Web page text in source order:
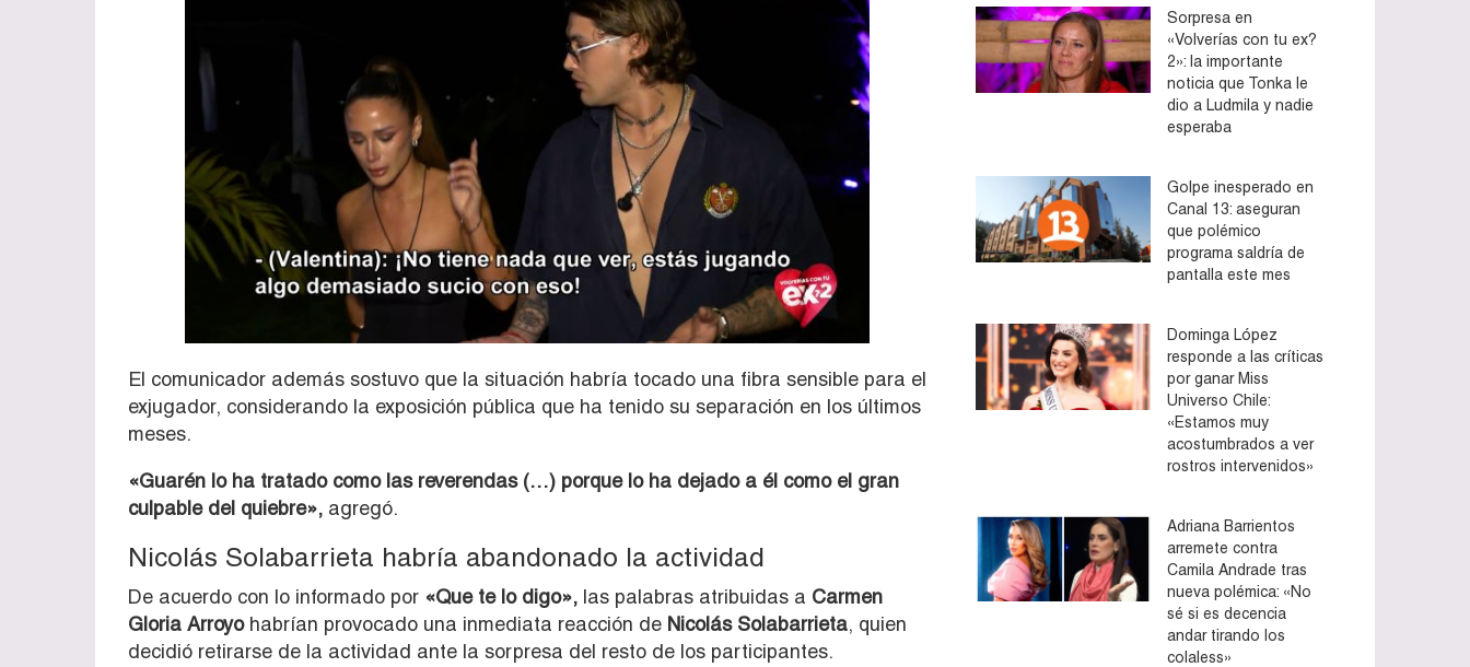
El comunicador además sostuvo que la situación habría tocado una fibra sensible para el
exjugador, considerando la exposición pública que ha tenido su separación en los últimos
meses.
«Guarén lo ha tratado como las reverendas (…) porque lo ha dejado a él como el gran
culpable del quiebre», agregó.
Nicolás Solabarrieta habría abandonado la actividad
De acuerdo con lo informado por «Que te lo digo», las palabras atribuidas a Carmen
Gloria Arroyohabrían provocado una inmediata reacción de Nicolás Solabarrieta, quien
decidió retirarse de la actividad ante la sorpresa del resto de los participantes.
Sorpresa en
«Volverías con tu ex?
2»: la importante
noticia que Tonka le
dio a Ludmila y nadie
esperaba
Golpe inesperado en
Canal 13: aseguran
que polémico
programa saldría de
pantalla este mes
Dominga López
responde a las críticas
por ganar Miss
Universo Chile:
«Estamos muy
acostumbrados a ver
rostros intervenidos»
Adriana Barrientos
arremete contra
Camila Andrade tras
nueva polémica: «No
sé si es decencia
andar tirando los
colaless»